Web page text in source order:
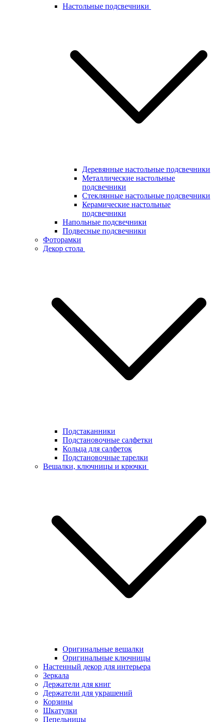
Настольные подсвечники
Деревянные настольные подсвечники
Металлические настольные
подсвечники
Стеклянные настольные подсвечники
Керамические настольные
подсвечники
Напольные подсвечники
Подвесные подсвечники
Фоторамки
Декор стола
Подстаканники
Подстановочные салфетки
Кольца для салфеток
Подстановочные тарелки
Вешалки, ключницы и крючки
Оригинальные вешалки
Оригинальные ключницы
Настенный декор для интерьера
Зеркала
Держатели для книг
Держатели для украшений
Корзины
Шкатулки
Пепельницы